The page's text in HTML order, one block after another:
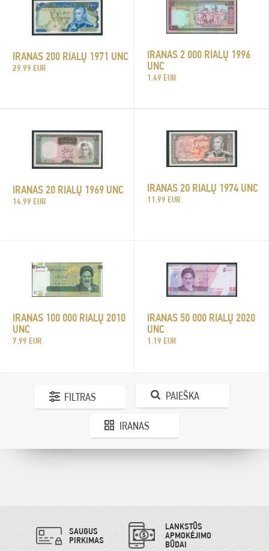
IRANAS 200 RIALŲ 1971 UNC
29.99 EUR
IRANAS 2 000 RIALŲ 1996
UNC
1.49 EUR
IRANAS 20 RIALŲ 1969 UNC
14.99 EUR
IRANAS 20 RIALŲ 1974 UNC
11.99 EUR
IRANAS 100 000 RIALŲ 2010
UNC
7.99 EUR
IRANAS 50 000 RIALŲ 2020
UNC
1.19 EUR
FILTRAS PAIEŠKA
IRANAS
SAUGUS
PIRKIMAS
LANKSTŪS
APMOKĖJIMO
BŪDAI